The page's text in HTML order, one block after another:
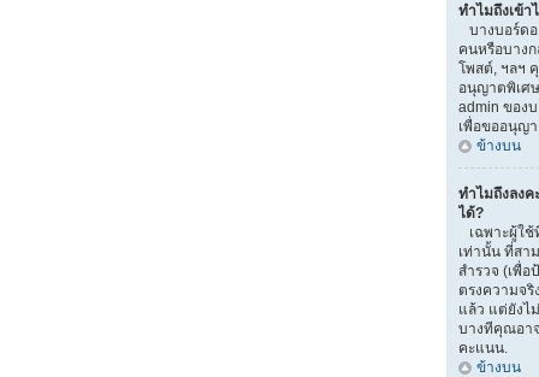
ทำไมถึงเข้า
บางบอร์ด
คนหรือบางก
โพสต์, ฯลฯ
อนุญาตพิเศ
admin ของ
เพื่อขออนุญ
ข้างบน
ทำไมถึงลง
ได้?
เฉพาะผู้ใ
เท่านั้น ที่สา
สำรวจ (เพื่
ตรงความจ
แล้ว แต่ยังไ
บางทีคุณอา
คะแนน.
ข้างบน